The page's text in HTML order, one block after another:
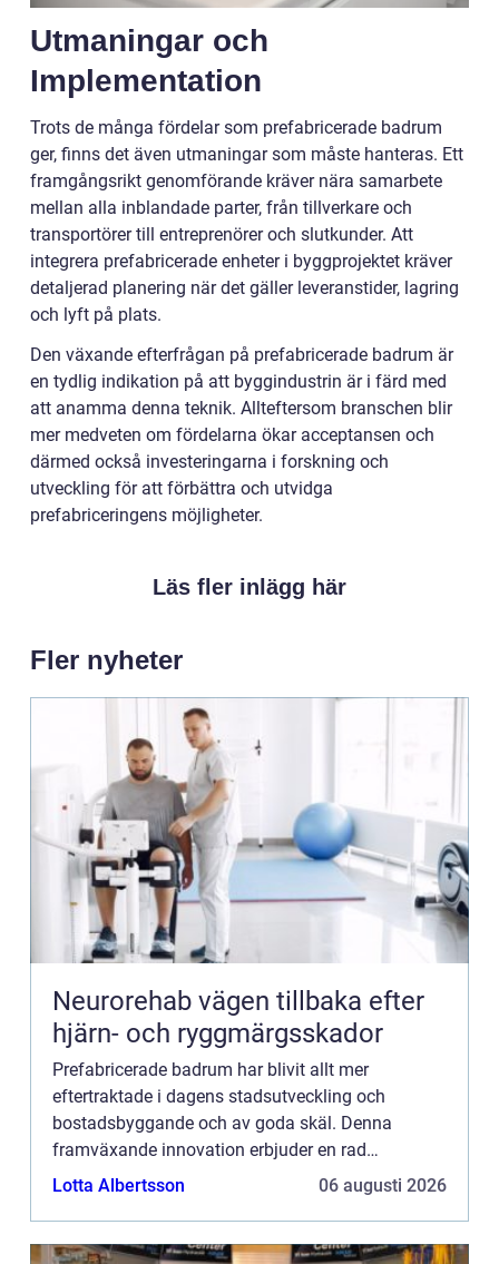
Utmaningar och
Implementation
Trots de många fördelar som prefabricerade badrum
ger, finns det även utmaningar som måste hanteras. Ett
framgångsrikt genomförande kräver nära samarbete
mellan alla inblandade parter, från tillverkare och
transportörer till entreprenörer och slutkunder. Att
integrera prefabricerade enheter i byggprojektet kräver
detaljerad planering när det gäller leveranstider, lagring
och lyft på plats.
Den växande efterfrågan på prefabricerade badrum är
en tydlig indikation på att byggindustrin är i färd med
att anamma denna teknik. Allteftersom branschen blir
mer medveten om fördelarna ökar acceptansen och
därmed också investeringarna i forskning och
utveckling för att förbättra och utvidga
prefabriceringens möjligheter.
Läs fler inlägg här
Fler nyheter
Neurorehab vägen tillbaka efter
hjärn- och ryggmärgsskador
Prefabricerade badrum har blivit allt mer
eftertraktade i dagens stadsutveckling och
bostadsbyggande och av goda skäl. Denna
framväxande innovation erbjuder en rad
betydande fördelar jämfört med traditionella
Lotta Albertsson 06 augusti 2026